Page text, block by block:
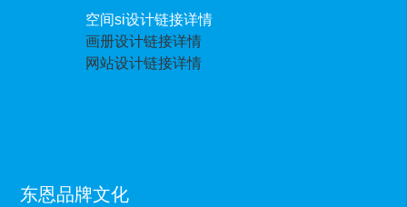
空间si设计链接详情
画册设计链接详情
网站设计链接详情
东恩品牌文化